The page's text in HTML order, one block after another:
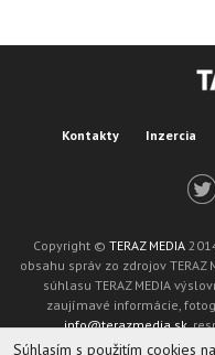
Kontakty Inzercia
Copyright © TERAZ MEDIA
obsahu správ zo zdrojov
súhlasu TERAZ MEDIA
zaujímavé informácie,
info@terazmedia.sk,
Žiadosť o zverejnenie opravy v
Súhlasím s použitím cookies